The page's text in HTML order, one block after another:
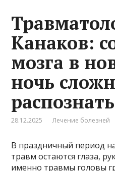
Канаков:
мозга в
ночь
28.12.2025 Лечение болезней
В праздничный период
травм остаются глаза,
именно травмы головы